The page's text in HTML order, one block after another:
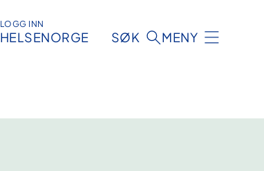
LOGG INN
HELSENORGE SØK MENY